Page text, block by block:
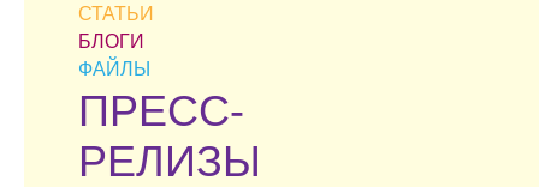
СТАТЬИ
БЛОГИ
ФАЙЛЫ
ПРЕСС-
РЕЛИЗЫ